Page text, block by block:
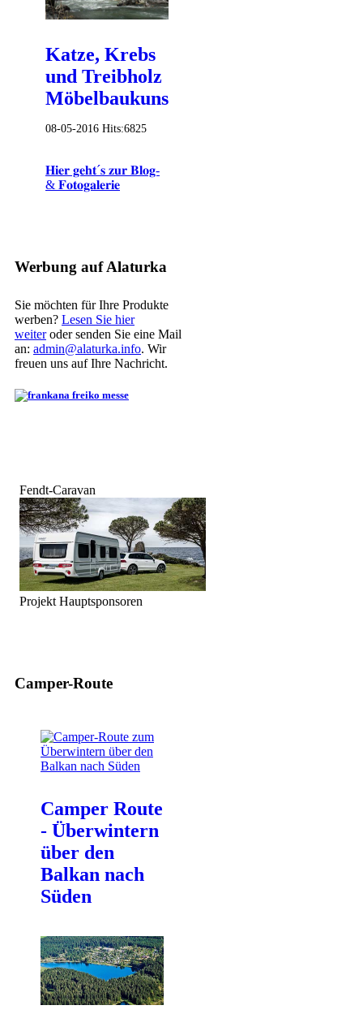
Katze, Krebs
und Treibholz
Möbelbaukunst
08-05-2016 Hits:6825
𝐇𝐢𝐞𝐫 𝐠𝐞𝐡𝐭´𝐬 𝐳𝐮𝐫 𝐁𝐥𝐨𝐠-
& 𝐅𝐨𝐭𝐨𝐠𝐚𝐥𝐞𝐫𝐢𝐞
Werbung auf Alaturka
Sie möchten für Ihre Produkte
werben? Lesen Sie hier
weiteroder senden Sie eine Mail
an: admin@alaturka.info. Wir
freuen uns auf Ihre Nachricht.
Fendt-Caravan
Projekt Hauptsponsoren
Camper-Route
Camper Route
- Überwintern
über den
Balkan nach
Süden